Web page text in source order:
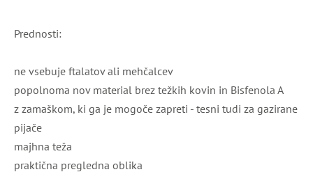
Prednosti:
ne vsebuje ftalatov ali mehčalcev
popolnoma nov material brez težkih kovin in Bisfenola A
z zamaškom, ki ga je mogoče zapreti - tesni tudi za gazirane
pijače
majhna teža
praktična pregledna oblika